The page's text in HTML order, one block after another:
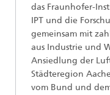
das Fraunhofer-
IPT und die
gemeinsam mit
aus Industrie und
Ansiedlung der
Städteregion
vom Bund und